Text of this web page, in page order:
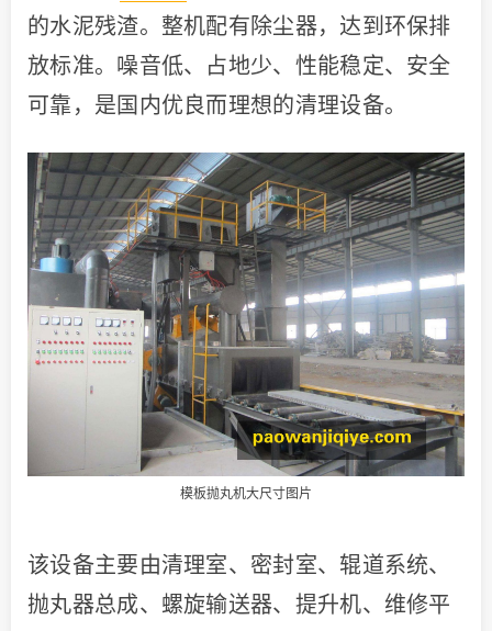
的水泥残渣。整机配有除尘器，达到环保排
放标准。噪音低、占地少、性能稳定、安全
可靠，是国内优良而理想的清理设备。
模板抛丸机大尺寸图片
该设备主要由清理室、密封室、辊道系统、
抛丸器总成、螺旋输送器、提升机、维修平